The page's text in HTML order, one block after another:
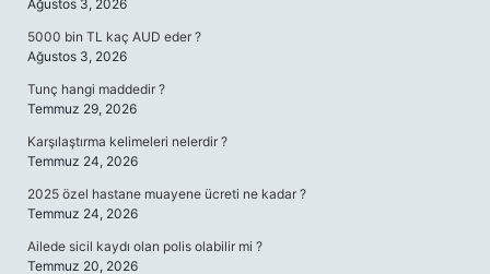
Ağustos 3, 2026
5000 bin TL kaç AUD eder ?
Ağustos 3, 2026
Tunç hangi maddedir ?
Temmuz 29, 2026
Karşılaştırma kelimeleri nelerdir ?
Temmuz 24, 2026
2025 özel hastane muayene ücreti ne kadar ?
Temmuz 24, 2026
Ailede sicil kaydı olan polis olabilir mi ?
Temmuz 20, 2026